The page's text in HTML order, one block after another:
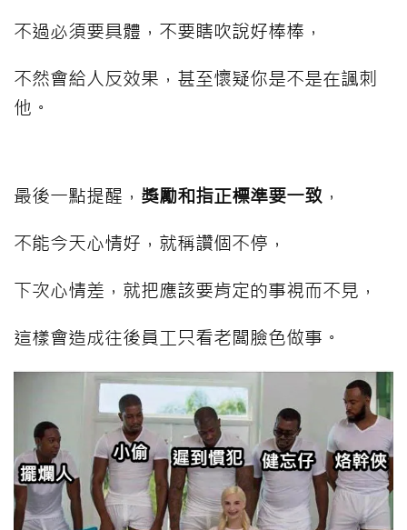
不過必須要具體，不要瞎吹說好棒棒，
不然會給人反效果，甚至懷疑你是不是在諷刺
他。
最後一點提醒， 獎勵和指正標準要一致 ，
不能今天心情好，就稱讚個不停，
下次心情差，就把應該要肯定的事視而不見，
這樣會造成往後員工只看老闆臉色做事。